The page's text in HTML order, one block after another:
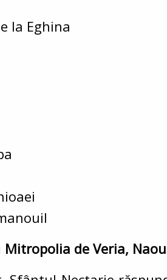
la Eghina
Mitropolia de Veria,